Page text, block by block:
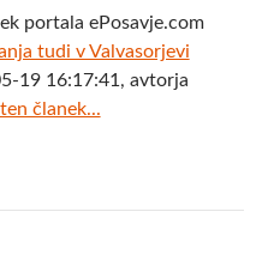
portala ePosavje.com
tudi v Valvasorjevi
19 16:17:41, avtorja
članek...